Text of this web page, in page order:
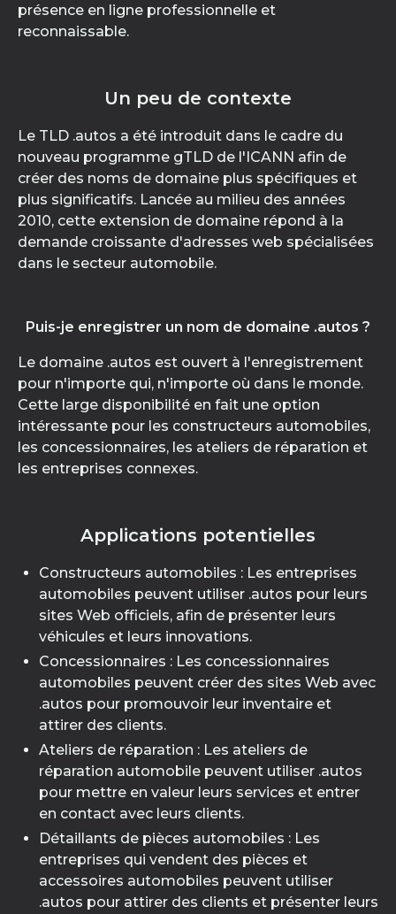
présence en ligne professionnelle et
reconnaissable.
Un peu de contexte
Le TLD .autos a été introduit dans le cadre du
nouveau programme gTLD de l'ICANN afin de
créer des noms de domaine plus spécifiques et
plus significatifs. Lancée au milieu des années
2010, cette extension de domaine répond à la
demande croissante d'adresses web spécialisées
dans le secteur automobile.
Puis-je enregistrer un nom de domaine .autos ?
Le domaine .autos est ouvert à l'enregistrement
pour n'importe qui, n'importe où dans le monde.
Cette large disponibilité en fait une option
intéressante pour les constructeurs automobiles,
les concessionnaires, les ateliers de réparation et
les entreprises connexes.
Applications potentielles
Constructeurs automobiles : Les entreprises
automobiles peuvent utiliser .autos pour leurs
sites Web officiels, afin de présenter leurs
véhicules et leurs innovations.
Concessionnaires : Les concessionnaires
automobiles peuvent créer des sites Web avec
.autos pour promouvoir leur inventaire et
attirer des clients.
Ateliers de réparation : Les ateliers de
réparation automobile peuvent utiliser .autos
pour mettre en valeur leurs services et entrer
en contact avec leurs clients.
Détaillants de pièces automobiles : Les
entreprises qui vendent des pièces et
accessoires automobiles peuvent utiliser
.autos pour attirer des clients et présenter leurs